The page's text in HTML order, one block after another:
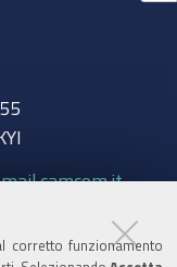
corretto funzionamento